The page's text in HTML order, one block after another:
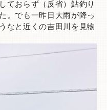
ておらず（反省）鮎釣り
。でも一昨日大雨が降っ
なと近くの吉田川を見物